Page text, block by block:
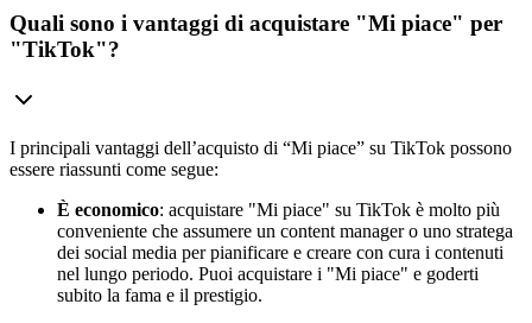
Quali sono i vantaggi di acquistare "Mi piace" per
"TikTok"?
I principali vantaggi dell’acquisto di “Mi piace” su TikTok possono
essere riassunti come segue:
È economico: acquistare "Mi piace" su TikTok è molto più
conveniente che assumere un content manager o uno stratega
dei social media per pianificare e creare con cura i contenuti
nel lungo periodo. Puoi acquistare i "Mi piace" e goderti
subito la fama e il prestigio.